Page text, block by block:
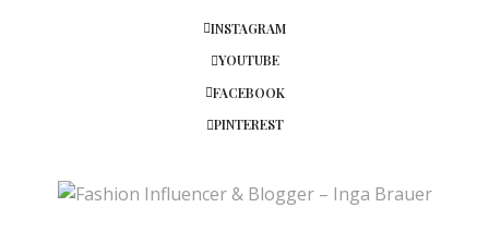
INSTAGRAM
YOUTUBE
FACEBOOK
PINTEREST